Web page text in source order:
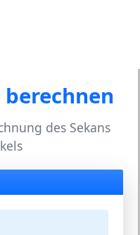
berechnen
des Sekans